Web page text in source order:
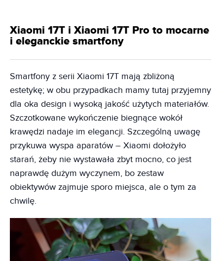
Xiaomi 17T i Xiaomi 17T Pro to mocarne
i eleganckie smartfony
Smartfony z serii Xiaomi 17T mają zbliżoną
estetykę; w obu przypadkach mamy tutaj przyjemny
dla oka design i wysoką jakość użytych materiałów.
Szczotkowane wykończenie biegnące wokół
krawędzi nadaje im elegancji. Szczególną uwagę
przykuwa wyspa aparatów – Xiaomi dołożyło
starań, żeby nie wystawała zbyt mocno, co jest
naprawdę dużym wyczynem, bo zestaw
obiektywów zajmuje sporo miejsca, ale o tym za
chwilę.